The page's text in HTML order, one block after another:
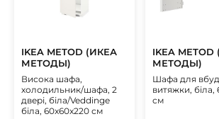
IKEA METOD (ИКЕА
МЕТОДЫ)
Висока шафа,
холодильник/шафа, 2
двері, біла/Veddinge
біла, 60x60x220 см
IKEA
МЕТОДЫ)
Шафа для
витяжки, біла,
см